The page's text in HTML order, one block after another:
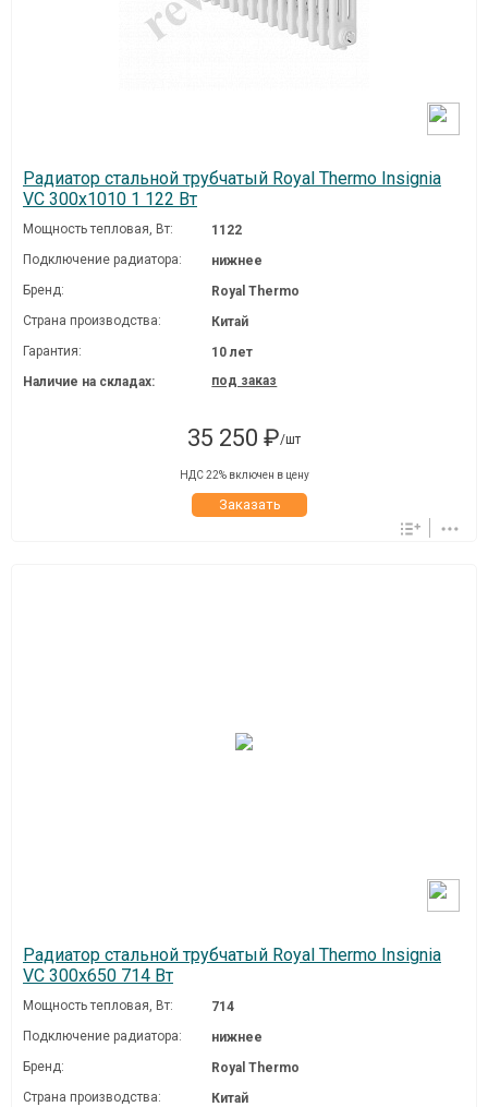
Радиатор стальной трубчатый Royal Thermo Insignia
VC 300x1010 1 122 Вт
Мощность тепловая, Вт:
1122
Подключение радиатора:
нижнее
Бренд:
Royal Thermo
Страна производства:
Китай
Гарантия:
10 лет
Наличие на складах:
под заказ
35 250 ₽/шт
НДС 22% включен в цену
Заказать
Радиатор стальной трубчатый Royal Thermo Insignia
VC 300x650 714 Вт
Мощность тепловая, Вт:
714
Подключение радиатора:
нижнее
Бренд:
Royal Thermo
Страна производства:
Китай